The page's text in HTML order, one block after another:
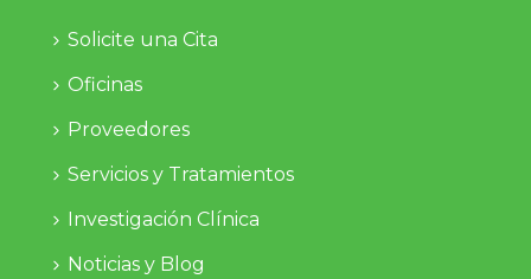
Solicite una Cita
Oficinas
Proveedores
Servicios y Tratamientos
Investigación Clínica
Noticias y Blog